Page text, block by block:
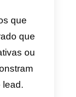
pode
algo que
mãos que
apareça